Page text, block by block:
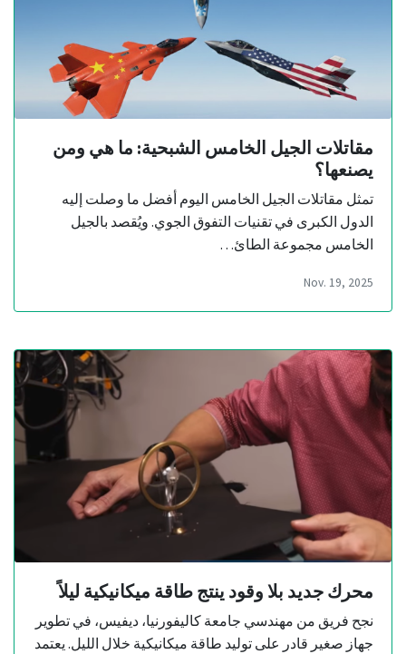
مقاتلات الجيل الخامس الشبحية: ما هي ومن
يصنعها؟
تمثل مقاتلات الجيل الخامس اليوم أفضل ما وصلت إليه
الدول الكبرى في تقنيات التفوق الجوي. ويُقصد بالجيل
الخامس مجموعة الطائ…
Nov. 19, 2025
محرك جديد بلا وقود ينتج طاقة ميكانيكية ليلاً
نجح فريق من مهندسي جامعة كاليفورنيا، ديفيس، في تطوير
جهاز صغير قادر على توليد طاقة ميكانيكية خلال الليل. يعتمد